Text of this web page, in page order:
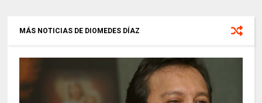
MÁS NOTICIAS DE DIOMEDES DÍAZ